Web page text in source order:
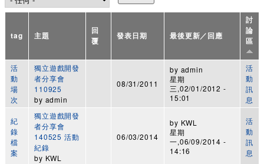
tag 主題
回
覆
發表日期 最後更新／回應
討
論
區
活
動
場
次
獨立遊戲開發
者分享會
110925
by admin
08/31/2011
by admin
星期
三,02/01/2012 -
15:01
活
動
訊
息
紀
錄
檔
案
獨立遊戲開發
者分享會
140525 活動
紀錄
by KWL
06/03/2014
by KWL
星期
一,06/09/2014 -
14:16
活
動
訊
息